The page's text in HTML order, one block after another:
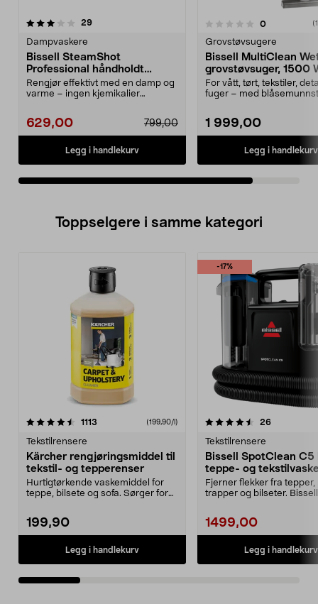
29anmeldelser
Dampvaskere
Bissell SteamShot
Professional håndholdt
dampvasker
Rengjør effektivt med en damp og
varme – ingen kjemikalier
799,00
629,00
Legg i handlekurv
0.0av 5 stjerner 0anmeldelser
Grovstøvsugere
Bissell MultiClean
grovstøvsuger, 1500
For vått, tørt, tekstiler,
fuger – med
1 999,00
Legg i handlekurv
Toppselgere i samme kategori
1113 (199,90/l)
Tekstilrensere
Kärcher rengjøringsmiddel til
tekstil- og tepperenser
Hurtigtørkende vaskemiddel for
teppe, bilsete og sofa. Sørger for
199,90
Legg i handlekurv
-17%
4.5 av 5 stjerner 26
Tekstilrensere
Bissell SpotClean
teppe- og
3928N
Fjerner flekker fra tepper,
trapper og bilseter. Bissell
1499,00
Legg i handlekurv
0.0 av 5 stjerner